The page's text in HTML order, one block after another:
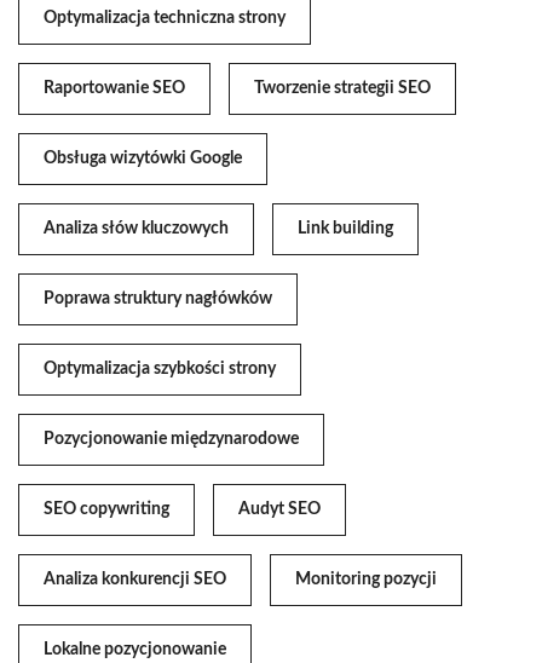
Optymalizacja techniczna strony
Raportowanie SEO Tworzenie strategii SEO
Obsługa wizytówki Google
Analiza słów kluczowych Link building
Poprawa struktury nagłówków
Optymalizacja szybkości strony
Pozycjonowanie międzynarodowe
SEO copywriting Audyt SEO
Analiza konkurencji SEO Monitoring pozycji
Lokalne pozycjonowanie